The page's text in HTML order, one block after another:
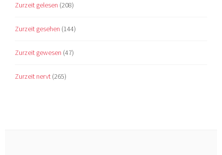
Zurzeit gelesen (208)
Zurzeit gesehen (144)
Zurzeit gewesen (47)
Zurzeit nervt (265)